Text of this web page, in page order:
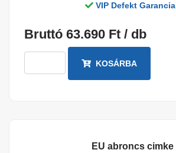
VIP Defekt Garancia
Bruttó 63.690 Ft / db
KOSÁRBA
EU abroncs cimke